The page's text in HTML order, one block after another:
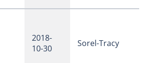
2018-
10-30
Sorel-Tracy